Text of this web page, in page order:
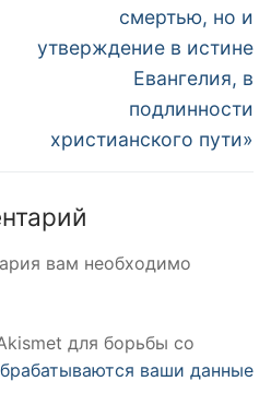
смертью, но и
утверждение в истине
Евангелия, в
подлинности
христианского пути»
вам необходимо
для борьбы со
ваши данные